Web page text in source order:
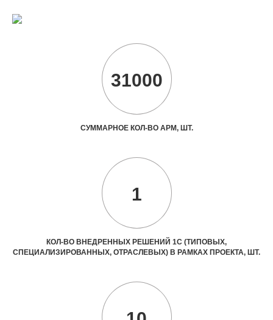
31000
СУММАРНОЕ КОЛ-ВО АРМ, ШТ.
1
КОЛ-ВО ВНЕДРЕННЫХ РЕШЕНИЙ 1С (ТИПОВЫХ,
СПЕЦИАЛИЗИРОВАННЫХ, ОТРАСЛЕВЫХ) В РАМКАХ ПРОЕКТА, ШТ.